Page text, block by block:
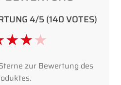
4/5 (140 VOTES)
★
★
★
zur Bewertung des